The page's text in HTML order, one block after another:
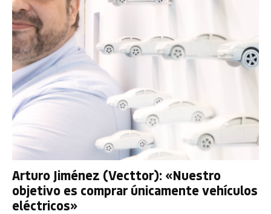
Arturo Jiménez (Vecttor): «Nuestro
objetivo es comprar únicamente vehículos
eléctricos»